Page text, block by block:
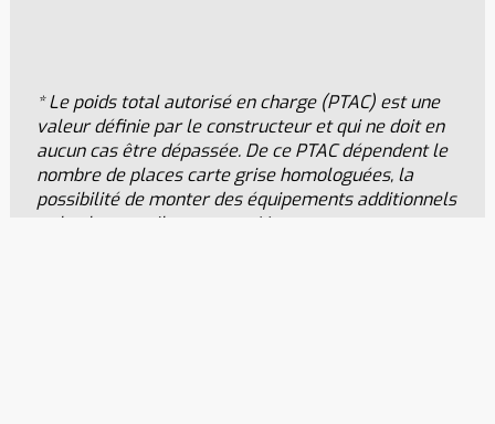
* Le poids total autorisé en charge (PTAC) est une
valeur définie par le constructeur et qui ne doit en
aucun cas être dépassée. De ce PTAC dépendent le
nombre de places carte grise homologuées, la
possibilité de monter des équipements additionnels
et la charge utile restante. Vous pouvez retrouver